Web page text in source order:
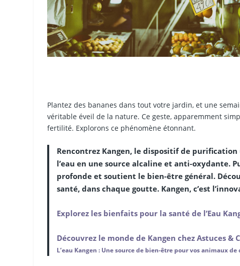
Plantez des bananes dans tout votre jardin, et une
véritable éveil de la nature. Ce geste, apparemment
fertilité. Explorons ce phénomène étonnant.
Rencontrez Kangen, le dispositif de
l’eau en une source alcaline et anti-oxydante.
profonde et soutient le bien-être général.
santé, dans chaque goutte. Kangen, c’est
Explorez les bienfaits pour la santé de l’Eau
Découvrez le monde de Kangen chez Astuces &
L’eau Kangen : Une source de bien-être pour vos animaux de